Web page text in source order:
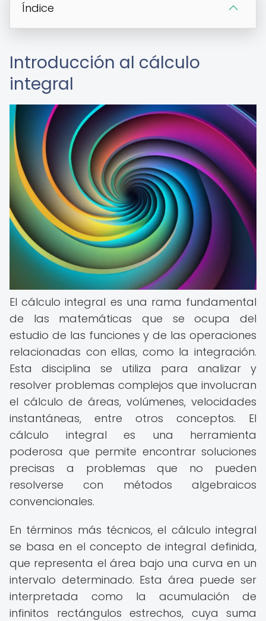
Índice
Introducción al cálculo
integral
El cálculo integral es una rama fundamental
de las matemáticas que se ocupa del
estudio de las funciones y de las operaciones
relacionadas con ellas, como la integración.
Esta disciplina se utiliza para analizar y
resolver problemas complejos que involucran
el cálculo de áreas, volúmenes, velocidades
instantáneas, entre otros conceptos. El
cálculo integral es una herramienta
poderosa que permite encontrar soluciones
precisas a problemas que no pueden
resolverse con métodos algebraicos
convencionales.
En términos más técnicos, el cálculo integral
se basa en el concepto de integral definida,
que representa el área bajo una curva en un
intervalo determinado. Esta área puede ser
interpretada como la acumulación de
infinitos rectángulos estrechos, cuya suma